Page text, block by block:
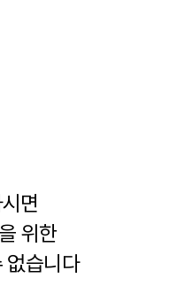
면
위한
없습니다